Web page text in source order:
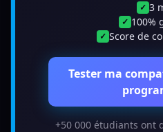
✓ 3
✓ 100%
✓ Score de
Tester ma
+50 000 étudiants ont